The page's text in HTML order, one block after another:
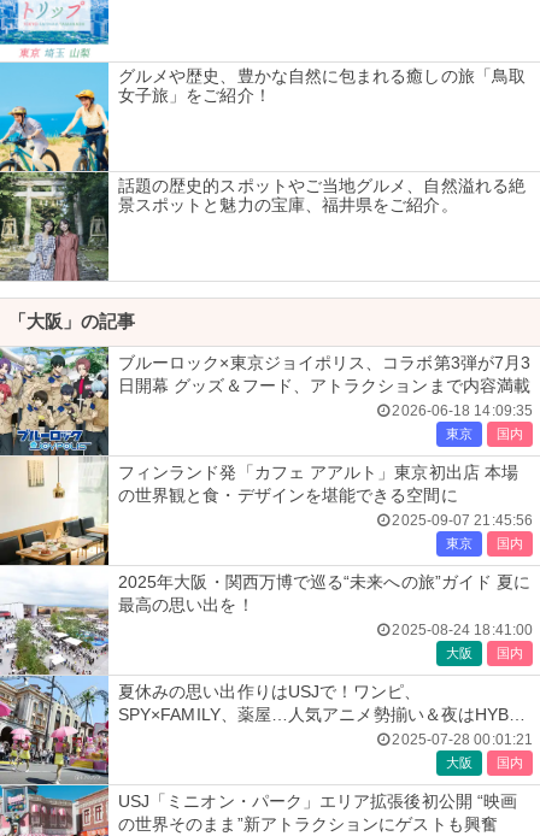
グルメや歴史、豊かな自然に包まれる癒しの旅「鳥取
女子旅」をご紹介！
話題の歴史的スポットやご当地グルメ、自然溢れる絶
景スポットと魅力の宝庫、福井県をご紹介。
「大阪」の記事
ブルーロック×東京ジョイポリス、コラボ第3弾が7月3
日開幕 グッズ＆フード、アトラクションまで内容満載
2026-06-18 14:09:35
東京 国内
フィンランド発「カフェ アアルト」東京初出店 本場
の世界観と食・デザインを堪能できる空間に
2025-09-07 21:45:56
東京 国内
2025年大阪・関西万博で巡る“未来への旅”ガイド 夏に
最高の思い出を！
2025-08-24 18:41:00
大阪 国内
夏休みの思い出作りはUSJで！ワンピ、
SPY×FAMILY、薬屋…人気アニメ勢揃い＆夜はHYBE
2025-07-28 00:01:21
大阪 国内
USJ「ミニオン・パーク」エリア拡張後初公開 “映画
の世界そのまま”新アトラクションにゲストも興奮